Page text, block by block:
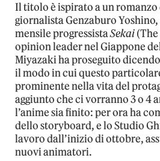
Il titolo è ispirato a un romanzo
giornalista Genzaburo
mensile progressistaSekai
opinion leader nel Giappone
Miyazaki ha proseguito
il modo in cui questo
prominente nella vita del
aggiunto che ci vorranno 3 o 4
l’anime sia finito: per ora ha
dello storyboard, e lo Studio
lavoro dall’inizio di ottobre,
nuovi animatori.